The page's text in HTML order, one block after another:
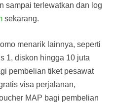
sampai terlewatkan dan log
sekarang.
menarik lainnya, seperti
1, diskon hingga 10 juta
pembelian tiket pesawat
visa perjalanan,
MAP bagi pembelian